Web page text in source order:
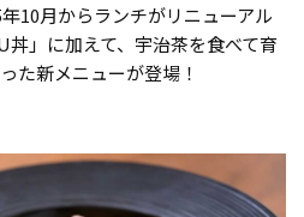
10月からランチがリニューアル
」に加えて、宇治茶を食べて育
た新メニューが登場！